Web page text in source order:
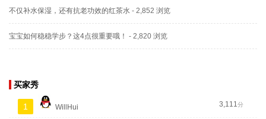
不仅补水保湿，还有抗老功效的红茶水 - 2,852 浏览
宝宝如何稳稳学步？这4点很重要哦！ - 2,820 浏览
买家秀
1 WillHui 3,111 分